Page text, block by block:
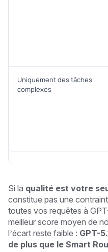
Uniquement des tâches
complexes
Si la qualité est votre
constitue pas une
toutes vos requêtes à
meilleur score moyen de
l’écart reste faible : GPT-
de plus que le Smart